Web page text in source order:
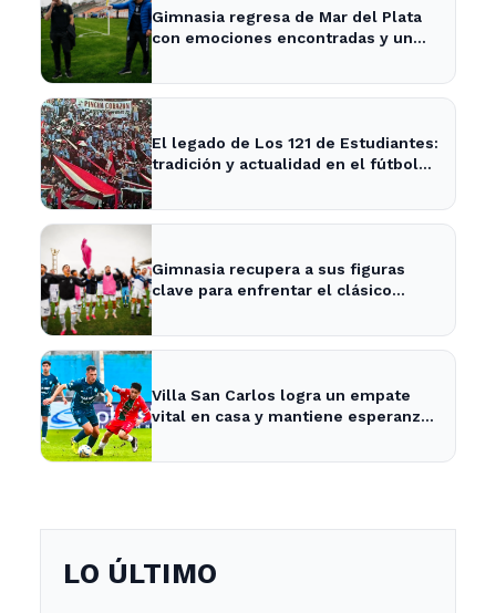
Gimnasia regresa de Mar del Plata
con emociones encontradas y un
El legado de Los 121 de Estudiantes:
tradición y actualidad en el fútbol
Gimnasia recupera a sus figuras
clave para enfrentar el clásico
Villa San Carlos logra un empate
vital en casa y mantiene esperanzas
LO ÚLTIMO